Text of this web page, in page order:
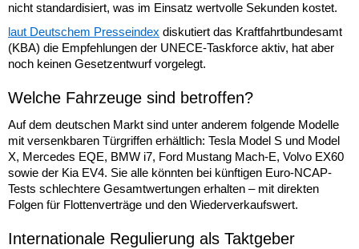
nicht standardisiert, was im Einsatz wertvolle Sekunden kostet.
laut Deutschem Presseindex diskutiert das Kraftfahrtbundesamt
(KBA) die Empfehlungen der UNECE-Taskforce aktiv, hat aber
noch keinen Gesetzentwurf vorgelegt.
Welche Fahrzeuge sind betroffen?
Auf dem deutschen Markt sind unter anderem folgende Modelle
mit versenkbaren Türgriffen erhältlich: Tesla Model S und Model
X, Mercedes EQE, BMW i7, Ford Mustang Mach-E, Volvo EX60
sowie der Kia EV4. Sie alle könnten bei künftigen Euro-NCAP-
Tests schlechtere Gesamtwertungen erhalten – mit direkten
Folgen für Flottenverträge und den Wiederverkaufswert.
Internationale Regulierung als Taktgeber